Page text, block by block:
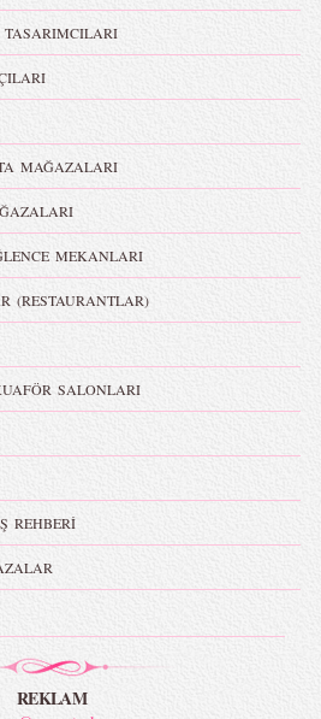
MAĞAZALARI
MEKANLARI
(RESTAURANTLAR)
SALONLARI
REHBERİ
REKLAM